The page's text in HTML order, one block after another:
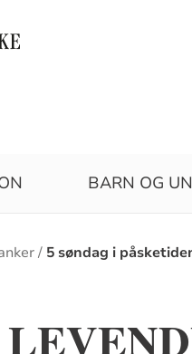
BARN OG
5 søndag i